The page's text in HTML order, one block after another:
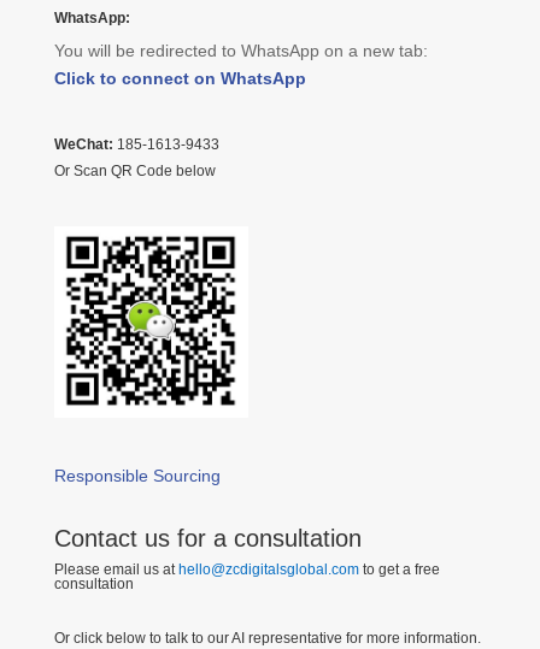
WhatsApp:
You will be redirected to WhatsApp on a new tab:
Click to connect on WhatsApp
WeChat: 185-1613-9433
Or Scan QR Code below
Responsible Sourcing
Contact us for a consultation
Please email us at hello@zcdigitalsglobal.comto get a free
consultation
Or click below to talk to our AI representative for more information.